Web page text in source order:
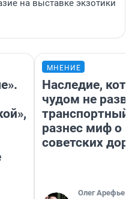
на выставке экзотики
МНЕНИЕ
Наследие,
чудом не
транспортный
разнес миф о
советских
Олег Арефьев